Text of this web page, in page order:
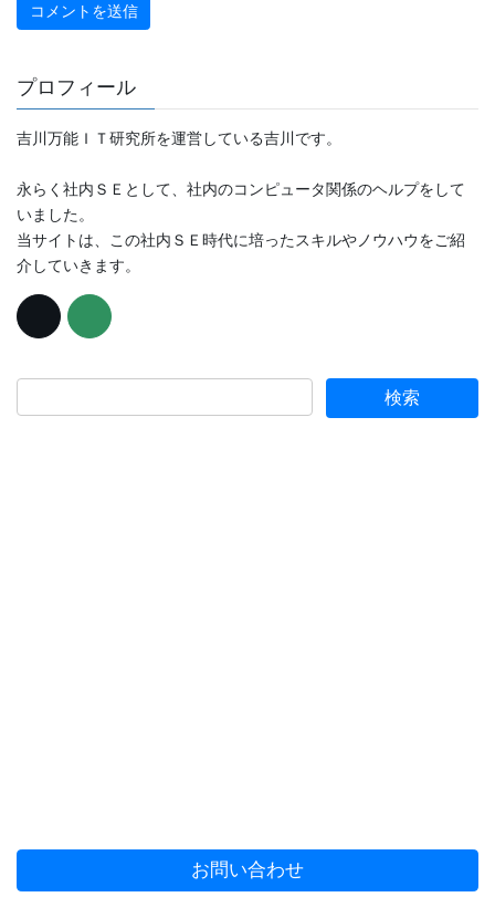
プロフィール
吉川万能ＩＴ研究所を運営している吉川です。
永らく社内ＳＥとして、社内のコンピュータ関係のヘルプをして
いました。
当サイトは、この社内ＳＥ時代に培ったスキルやノウハウをご紹
介していきます。
お問い合わせ